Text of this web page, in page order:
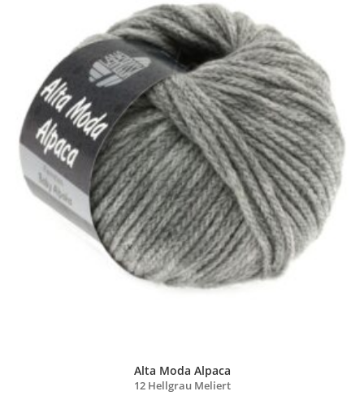
Alta Moda Alpaca
12 Hellgrau Meliert